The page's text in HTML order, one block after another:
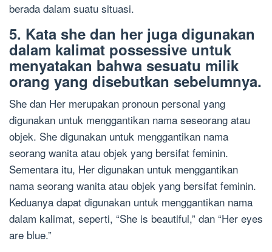
berada dalam suatu situasi.
5. Kata she dan her juga digunakan
dalam kalimat possessive untuk
menyatakan bahwa sesuatu milik
orang yang disebutkan sebelumnya.
She dan Her merupakan pronoun personal yang
digunakan untuk menggantikan nama seseorang atau
objek. She digunakan untuk menggantikan nama
seorang wanita atau objek yang bersifat feminin.
Sementara itu, Her digunakan untuk menggantikan
nama seorang wanita atau objek yang bersifat feminin.
Keduanya dapat digunakan untuk menggantikan nama
dalam kalimat, seperti, “She is beautiful,” dan “Her eyes
are blue.”